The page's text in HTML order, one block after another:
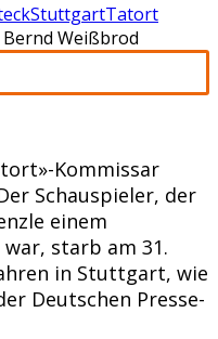
StuttgartTatort
Weißbrod
Kommissar
Schauspieler, der
einem
starb am 31.
in Stuttgart, wie
Deutschen Presse-